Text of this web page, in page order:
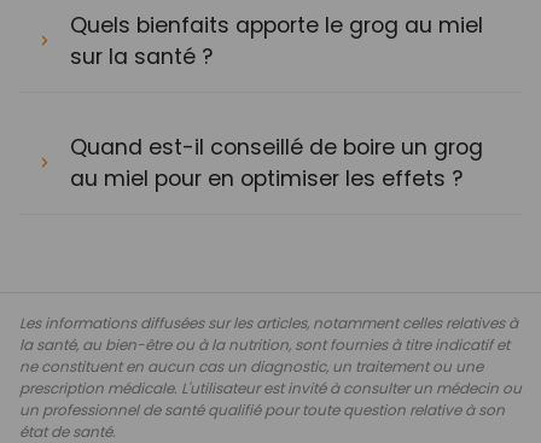
Quels bienfaits apporte le grog au miel
sur la santé ?
Quand est-il conseillé de boire un grog
au miel pour en optimiser les effets ?
Les informations diffusées sur les articles, notamment celles relatives à
la santé, au bien-être ou à la nutrition, sont fournies à titre indicatif et
ne constituent en aucun cas un diagnostic, un traitement ou une
prescription médicale. L'utilisateur est invité à consulter un médecin ou
un professionnel de santé qualifié pour toute question relative à son
état de santé.